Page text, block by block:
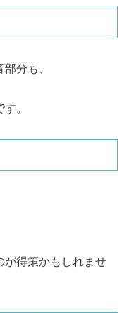
分も、
。
が得策かもしれませ